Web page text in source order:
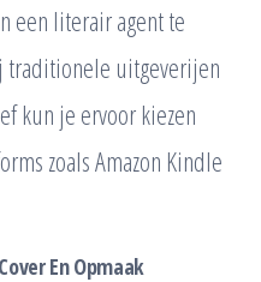
een literair agent te
uitgeverijen
kun je ervoor kiezen
zoals Amazon Kindle
En Opmaak